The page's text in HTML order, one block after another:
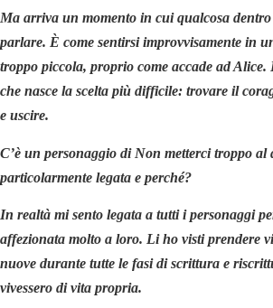
Ma arriva un momento in cui qualcosa
parlare. È come sentirsi improvvisamente in
troppo piccola, proprio come accade ad Alice.
che nasce la scelta più difficile: trovare il
e uscire.
C’è un personaggio di Non metterci troppo al
particolarmente legata e perché?
In realtà mi sento legata a tutti i personaggi
affezionata molto a loro. Li ho visti prendere
nuove durante tutte le fasi di scrittura e
vivessero di vita propria.